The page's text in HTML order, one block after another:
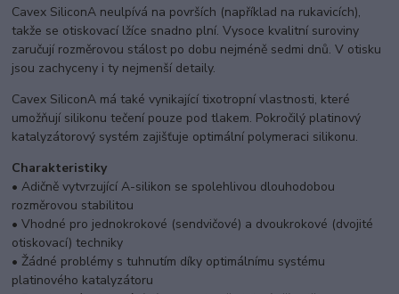
Cavex SiliconA neulpívá na površích (například na rukavicích),
takže se otiskovací lžíce snadno plní. Vysoce kvalitní suroviny
zaručují rozměrovou stálost po dobu nejméně sedmi dnů. V otisku
jsou zachyceny i ty nejmenší detaily.
Cavex SiliconA má také vynikající tixotropní vlastnosti, které
umožňují silikonu tečení pouze pod tlakem. Pokročilý platinový
katalyzátorový systém zajišťuje optimální polymeraci silikonu.
Charakteristiky
• Adičně vytvrzující A-silikon se spolehlivou dlouhodobou
rozměrovou stabilitou
• Vhodné pro jednokrokové (sendvičové) a dvoukrokové (dvojité
otiskovací) techniky
• Žádné problémy s tuhnutím díky optimálnímu systému
platinového katalyzátoru